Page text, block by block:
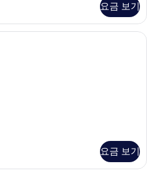
요금 보기
로열 스위트 (조식 2인 포함) | 객실 내
요금 보기